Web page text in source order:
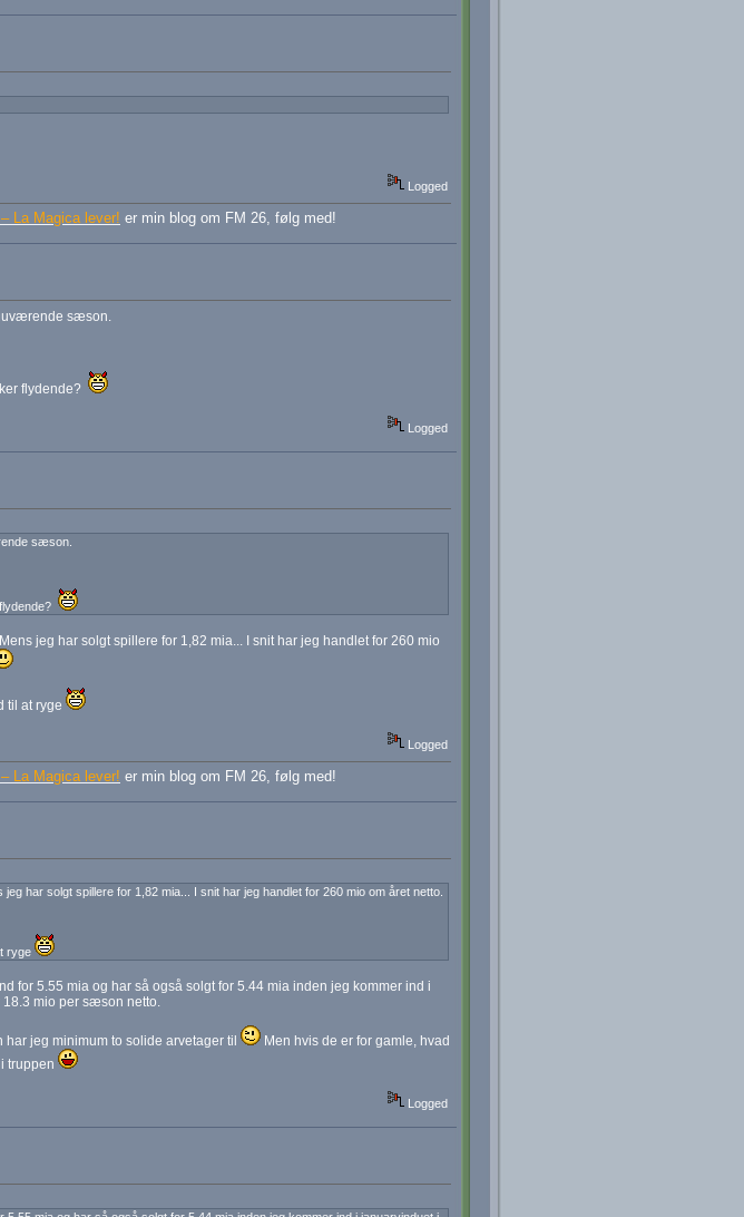
Logged
La Magica lever! er min blog om FM 26, følg med!
sæson.
flydende?
Logged
sæson.
jeg har solgt spillere for 1,82 mia... I snit har jeg handlet for 260 mio
til at ryge
Logged
La Magica lever! er min blog om FM 26, følg med!
har solgt spillere for 1,82 mia... I snit har jeg handlet for 260 mio om året netto.
ryge
for 5.55 mia og har så også solgt for 5.44 mia inden jeg kommer ind i
mio per sæson netto.
jeg minimum to solide arvetager til
Men hvis de er for gamle, hvad
truppen
Logged